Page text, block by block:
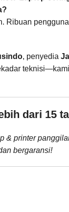
Ribuan
, penyedia
dari 15
& printer
bergaransi!